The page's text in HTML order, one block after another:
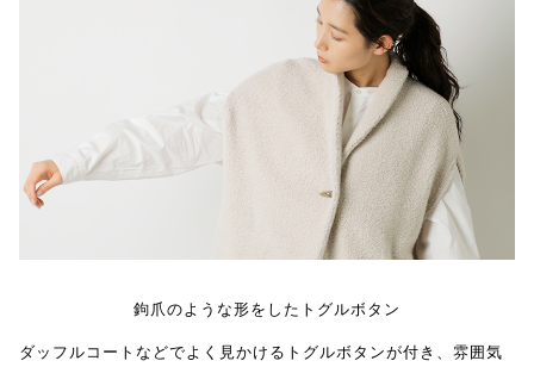
鉤爪のような形をしたトグルボタン
ダッフルコートなどでよく見かけるトグルボタンが付き、雰囲気